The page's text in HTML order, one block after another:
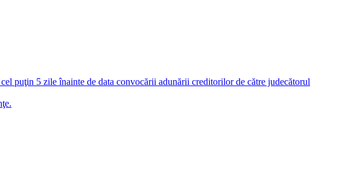
puţin 5 zile înainte de data convocării adunării creditorilor de către judecătorul